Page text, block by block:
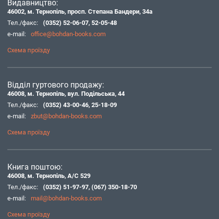
Видавництво:
46002, м. Тернопіль, просп. Степана Бандери, 34а
Тел./факс:
(0352) 52-06-07, 52-05-48
e-mail:
office@bohdan-books.com
Схема проїзду
Відділ гуртового продажу:
46008, м. Тернопіль, вул. Подільська, 44
Тел./факс:
(0352) 43-00-46, 25-18-09
e-mail:
zbut@bohdan-books.com
Схема проїзду
Книга поштою:
46008, м. Тернопіль, А/С 529
Тел./факс:
(0352) 51-97-97, (067) 350-18-70
e-mail:
mail@bohdan-books.com
Схема проїзду